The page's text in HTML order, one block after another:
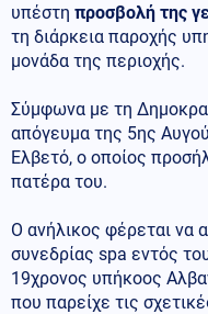
υπέστη προσβολή της
τη διάρκεια παροχής
μονάδα της περιοχής.
Σύμφωνα με τη
απόγευμα της 5ης
Ελβετό, ο οποίος
πατέρα του.
Ο ανήλικος φέρεται να
συνεδρίας spa εντός
19χρονος υπήκοος
που παρείχε τις